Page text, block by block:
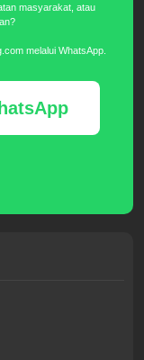
masyarakat, atau
melalui WhatsApp.